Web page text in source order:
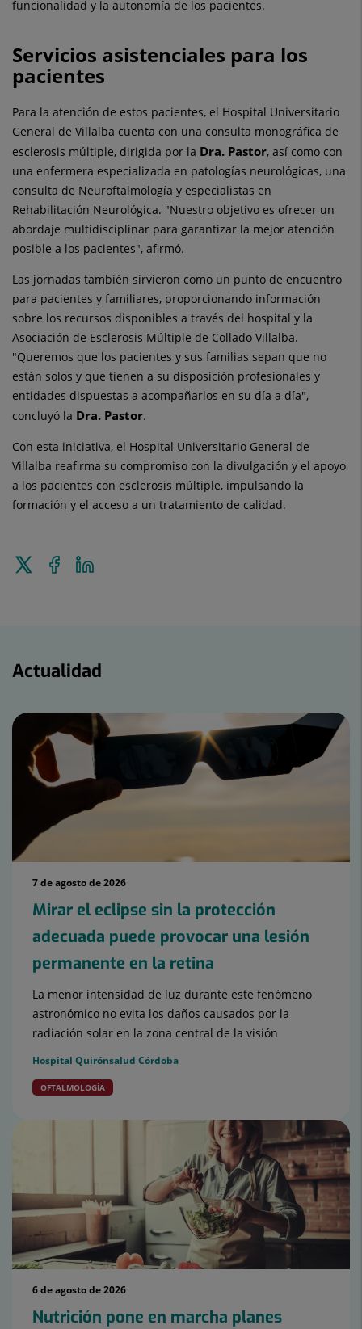
funcionalidad y la autonomía de los pacientes.
Servicios asistenciales para los
pacientes
Para la atención de estos pacientes, el Hospital Universitario
General de Villalba cuenta con una consulta monográfica de
esclerosis múltiple, dirigida por la Dra. Pastor, así como con
una enfermera especializada en patologías neurológicas, una
consulta de Neuroftalmología y especialistas en
Rehabilitación Neurológica. "Nuestro objetivo es ofrecer un
abordaje multidisciplinar para garantizar la mejor atención
posible a los pacientes", afirmó.
Las jornadas también sirvieron como un punto de encuentro
para pacientes y familiares, proporcionando información
sobre los recursos disponibles a través del hospital y la
Asociación de Esclerosis Múltiple de Collado Villalba.
"Queremos que los pacientes y sus familias sepan que no
están solos y que tienen a su disposición profesionales y
entidades dispuestas a acompañarlos en su día a día",
concluyó la Dra. Pastor.
Con esta iniciativa, el Hospital Universitario General de
Villalba reafirma su compromiso con la divulgación y el apoyo
a los pacientes con esclerosis múltiple, impulsando la
formación y el acceso a un tratamiento de calidad.
Enviar
Compartir
en
Actualidad
7 de agosto de 2026
Mirar el eclipse sin la protección
adecuada puede provocar una lesión
permanente en la retina
La menor intensidad de luz durante este fenómeno
astronómico no evita los daños causados por la
radiación solar en la zona central de la visión
Hospital Quirónsalud Córdoba
OFTALMOLOGÍA
6 de agosto de 2026
Nutrición pone en marcha planes